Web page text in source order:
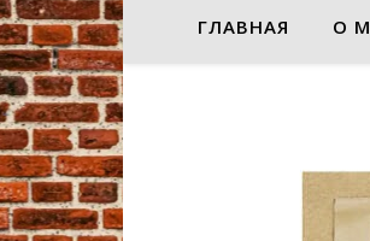
ГЛАВНАЯ О